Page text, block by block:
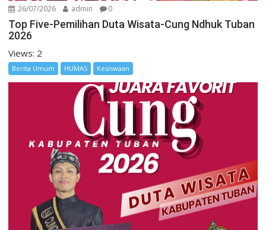
26/07/2026 admin 0
Top Five-Pemilihan Duta Wisata-Cung Ndhuk Tuban
2026
Views: 2
Berita Umum HUMAS Kesiswaan